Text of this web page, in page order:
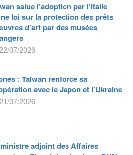
salue l’adoption par l’Italie
loi sur la protection des prêts
d’art par des musées
07/2026
: Taiwan renforce sa
avec le Japon et l’Ukraine
07/2026
adjoint des Affaires